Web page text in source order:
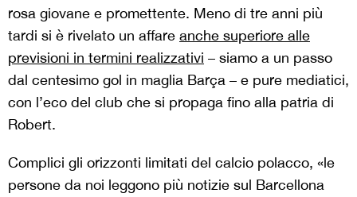
rosa giovane e promettente. Meno di tre anni più
tardi si è rivelato un affare anche superiore alle
previsioni in termini realizzativi – siamo a un passo
dal centesimo gol in maglia Barça – e pure mediatici,
con l’eco del club che si propaga fino alla patria di
Robert.
Complici gli orizzonti limitati del calcio polacco, «le
persone da noi leggono più notizie sul Barcellona